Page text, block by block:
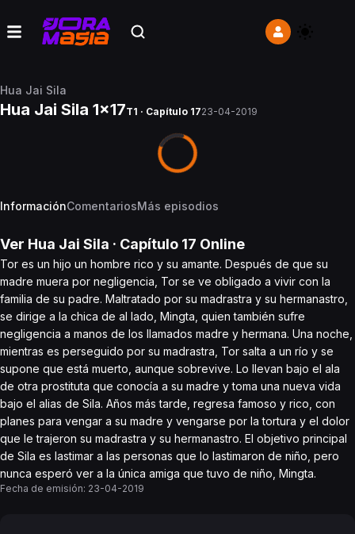
Hua Jai Sila
Hua Jai Sila 1x17T1 · Capítulo 1723-04-2019
InformaciónComentariosMás episodios
Ver Hua Jai Sila · Capítulo 17 Online
Tor es un hijo un hombre rico y su amante. Después de que su
madre muera por negligencia, Tor se ve obligado a vivir con la
familia de su padre. Maltratado por su madrastra y su hermanastro,
se dirige a la chica de al lado, Mingta, quien también sufre
negligencia a manos de los llamados madre y hermana. Una noche,
mientras es perseguido por su madrastra, Tor salta a un río y se
supone que está muerto, aunque sobrevive. Lo llevan bajo el ala
de otra prostituta que conocía a su madre y toma una nueva vida
bajo el alias de Sila. Años más tarde, regresa famoso y rico, con
planes para vengar a su madre y vengarse por la tortura y el dolor
que le trajeron su madrastra y su hermanastro. El objetivo principal
de Sila es lastimar a las personas que lo lastimaron de niño, pero
nunca esperó ver a la única amiga que tuvo de niño, Mingta.
Fecha de emisión: 23-04-2019